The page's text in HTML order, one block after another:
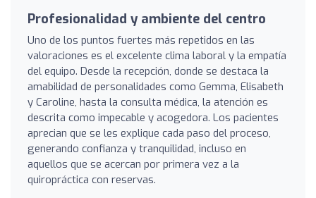
Profesionalidad y ambiente del centro
Uno de los puntos fuertes más repetidos en las
valoraciones es el excelente clima laboral y la empatía
del equipo. Desde la recepción, donde se destaca la
amabilidad de personalidades como Gemma, Elisabeth
y Caroline, hasta la consulta médica, la atención es
descrita como impecable y acogedora. Los pacientes
aprecian que se les explique cada paso del proceso,
generando confianza y tranquilidad, incluso en
aquellos que se acercan por primera vez a la
quiropráctica con reservas.